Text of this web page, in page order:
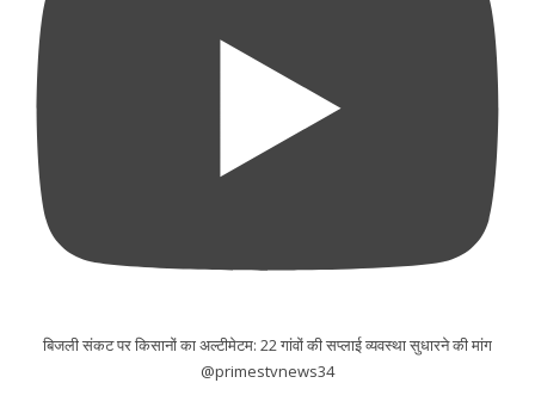
बिजली संकट पर किसानों का अल्टीमेटम: 22 गांवों की सप्लाई व्यवस्था सुधारने की मांग
@primestvnews34